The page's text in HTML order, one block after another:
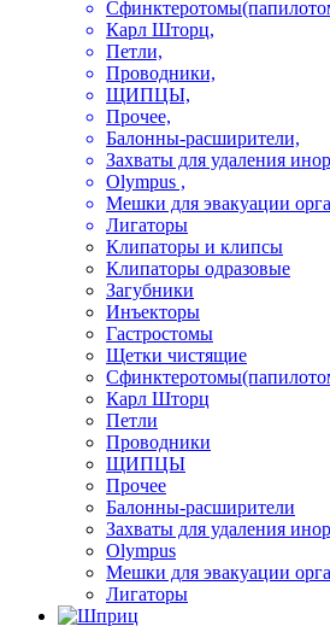
Карл Шторц,
Петли,
Проводники,
ЩИПЦЫ,
Прочее,
Балонны-расширители,
Захваты для удаления
Olympus ,
Мешки для эвакуации
Лигаторы
Клипаторы и клипсы
Клипаторы одразовые
Загубники
Инъекторы
Гастростомы
Щетки чистящие
Карл Шторц
Петли
Проводники
ЩИПЦЫ
Прочее
Балонны-расширители
Захваты для удаления
Olympus
Мешки для эвакуации
Лигаторы